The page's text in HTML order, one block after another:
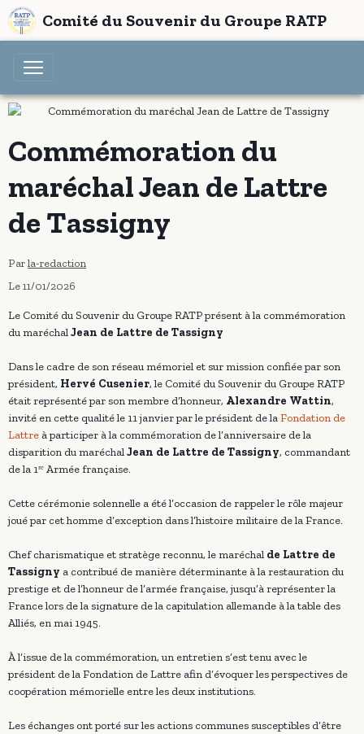
Comité du Souvenir du Groupe RATP
Commémoration du
maréchal Jean de Lattre
de Tassigny
Parla-redaction
Le 11/01/2026
Le Comité du Souvenir du Groupe RATP présent à la commémoration
du maréchalJean de Lattre de Tassigny
Dans le cadre de son réseau mémoriel et sur mission confiée par son
président, Hervé Cusenier, le Comité du Souvenir du Groupe RATP
était représenté par son membre d’honneur, Alexandre Wattin,
invité en cette qualité le 11 janvier par le président de laFondation de
Lattre à participer à la commémoration de l’anniversaire de la
disparition du maréchalJean de Lattre de Tassigny, commandant
de la 1ʳᵉ Armée française.
Cette cérémonie solennelle a été l’occasion de rappeler le rôle majeur
joué par cet homme d’exception dans l’histoire militaire de la France.
Chef charismatique et stratège reconnu, le maréchal de Lattre de
Tassigny a contribué de manière déterminante à la restauration du
prestige et de l’honneur de l’armée française, jusqu’à représenter la
France lors de la signature de la capitulation allemande à la table des
Alliés, en mai 1945.
À l’issue de la commémoration, un entretien s’est tenu avec le
président de la Fondation de Lattre afin d’évoquer les perspectives de
coopération mémorielle entre les deux institutions.
Les échanges ont porté sur les actions communes susceptibles d’être